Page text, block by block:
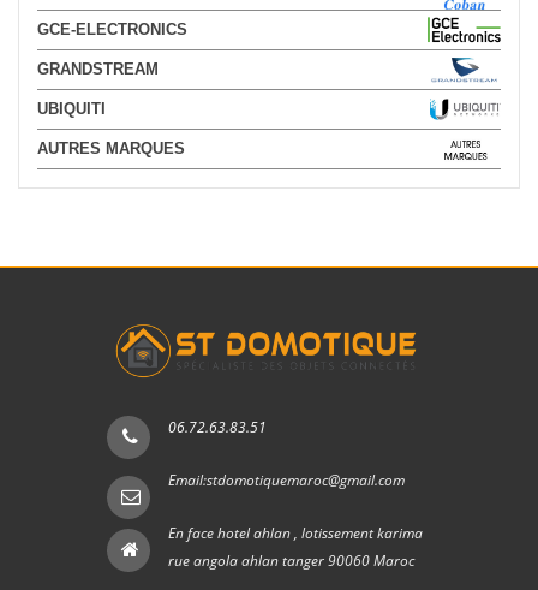
GCE-ELECTRONICS
GRANDSTREAM
UBIQUITI
AUTRES MARQUES
06.72.63.83.51
Email:stdomotiquemaroc@gmail.com
En face hotel ahlan , lotissement karima
rue angola ahlan tanger 90060 Maroc